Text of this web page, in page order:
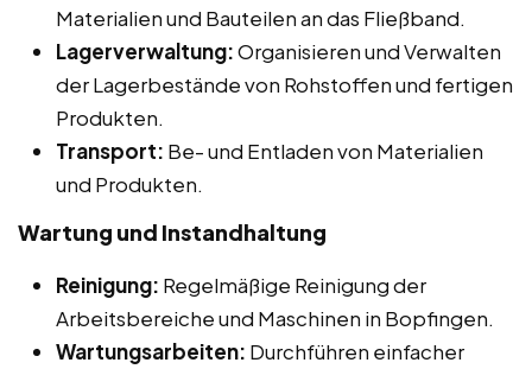
Materialien und Bauteilen an das Fließband.
Lagerverwaltung:Organisieren und Verwalten
der Lagerbestände von Rohstoffen und fertigen
Produkten.
Transport: Be- und Entladen von Materialien
und Produkten.
Wartung und Instandhaltung
Reinigung: Regelmäßige Reinigung der
Arbeitsbereiche und Maschinen in Bopfingen.
Wartungsarbeiten: Durchführen einfacher